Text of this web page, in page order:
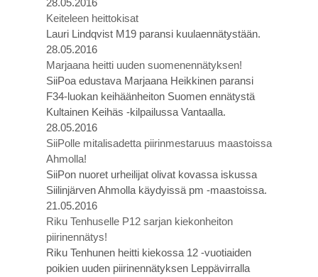
28.05.2016
Keiteleen heittokisat
Lauri Lindqvist M19 paransi kuulaennätystään.
28.05.2016
Marjaana heitti uuden suomenennätyksen!
SiiPoa edustava Marjaana Heikkinen paransi
F34-luokan keihäänheiton Suomen ennätystä
Kultainen Keihäs -kilpailussa Vantaalla.
28.05.2016
SiiPolle mitalisadetta piirinmestaruus maastoissa
Ahmolla!
SiiPon nuoret urheilijat olivat kovassa iskussa
Siilinjärven Ahmolla käydyissä pm -maastoissa.
21.05.2016
Riku Tenhuselle P12 sarjan kiekonheiton
piirinennätys!
Riku Tenhunen heitti kiekossa 12 -vuotiaiden
poikien uuden piirinennätyksen Leppävirralla